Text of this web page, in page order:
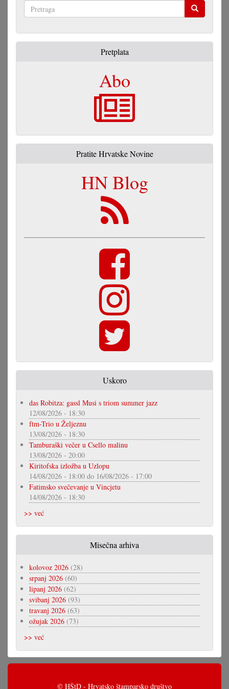
Pretplata
Abo
Pratite Hrvatske Novine
HN Blog
Uskoro
das Robitza: gassl Musi s triom summer jazz
12/08/2026 - 18:30
ftm-Trio u Željeznu
13/08/2026 - 18:30
Tamburaški večer u Csello malinu
13/08/2026 - 20:00
Kiritofska izložba u Uzlopu
14/08/2026 - 18:00 do 16/08/2026 - 17:00
Fatimsko svečevanje u Vincjetu
14/08/2026 - 18:30
>> već
Misečna arhiva
kolovoz 2026 (28)
srpanj 2026 (60)
lipanj 2026 (62)
svibanj 2026 (93)
travanj 2026 (63)
ožujak 2026 (73)
>> već
© HŠtD - Hrvatsko štamparsko društvo